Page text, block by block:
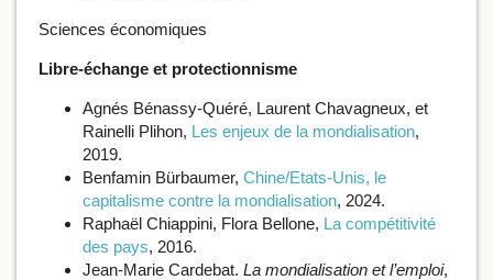
Sciences économiques
Libre-échange et protectionnisme
Agnés Bénassy-Quéré, Laurent Chavagneux, et
Rainelli Plihon, Les enjeux de la mondialisation,
2019.
Benfamin Bürbaumer, Chine/Etats-Unis, le
capitalisme contre la mondialisation, 2024.
Raphaël Chiappini, Flora Bellone, La compétitivité
des pays, 2016.
Jean-Marie Cardebat. La mondialisation et l’emploi,